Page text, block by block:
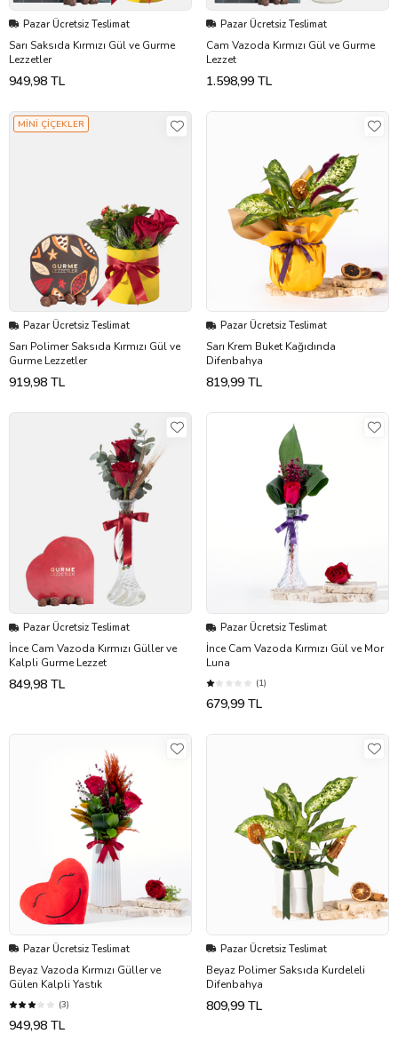
Pazar Ücretsiz Teslimat
Sarı Saksıda Kırmızı Gül ve Gurme
Lezzetler
949,98 TL
Pazar Ücretsiz Teslimat
Cam Vazoda Kırmızı Gül ve Gurme
Lezzet
1.598,99 TL
MİNİ ÇİÇEKLER
Pazar Ücretsiz Teslimat
Sarı Polimer Saksıda Kırmızı Gül ve
Gurme Lezzetler
919,98 TL
Pazar Ücretsiz Teslimat
Sarı Krem Buket Kağıdında
Difenbahya
819,99 TL
Pazar Ücretsiz Teslimat
İnce Cam Vazoda Kırmızı Güller ve
Kalpli Gurme Lezzet
849,98 TL
Pazar Ücretsiz Teslimat
İnce Cam Vazoda Kırmızı Gül ve Mor
Luna
(1)
679,99 TL
Pazar Ücretsiz Teslimat
Beyaz Vazoda Kırmızı Güller ve
Gülen Kalpli Yastık
(3)
949,98 TL
Pazar Ücretsiz Teslimat
Beyaz Polimer Saksıda Kurdeleli
Difenbahya
809,99 TL